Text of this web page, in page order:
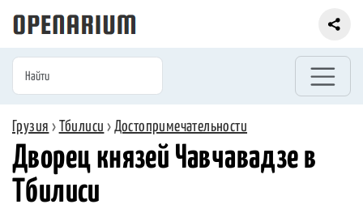
Грузия › Тбилиси › Достопримечательности
Дворец князей Чавчавадзе в
Тбилиси